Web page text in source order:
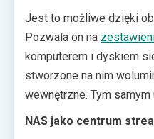
sieciowy firmy Asustor.
się opcją instalacji
NAS-ach.
Jest to możliwe dzięki
Pozwala on na
komputerem i dyskiem
stworzone na nim
wewnętrzne. Tym
ogół nie mogą działać
NAS jako centrum